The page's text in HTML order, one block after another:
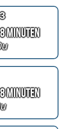
Minuten
Minuten